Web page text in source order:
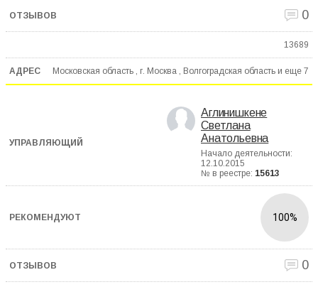
0
13689
Московская область , г. Москва , Волгоградская область и еще 7
Аглинишкене
Светлана
Анатольевна
Начало деятельности:
12.10.2015
№ в реестре: 15613
100%
0